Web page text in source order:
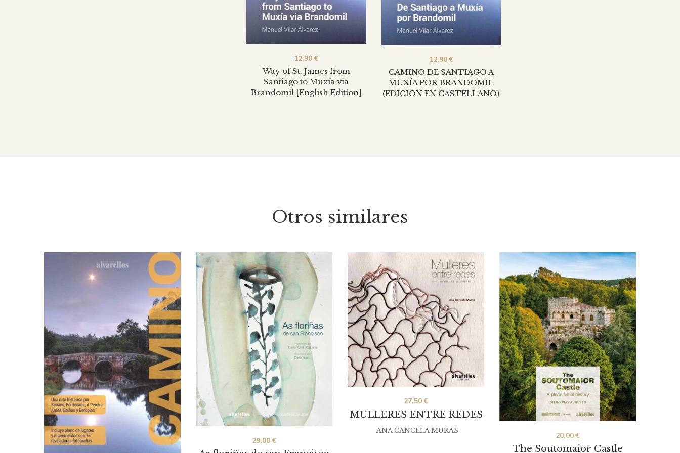
Way of St. James from
Santiago to Muxía via
Brandomil [English Edition]
12,90€
CAMINO DE SANTIAGO A
MUXÍA POR BRANDOMIL
(EDICIÓN EN CASTELLANO)
12,90€
Otros similares
29,00€
MULLERES ENTRE REDES
27,50€
ANA CANCELA MURAS
The Soutomaior Castle
20,00€